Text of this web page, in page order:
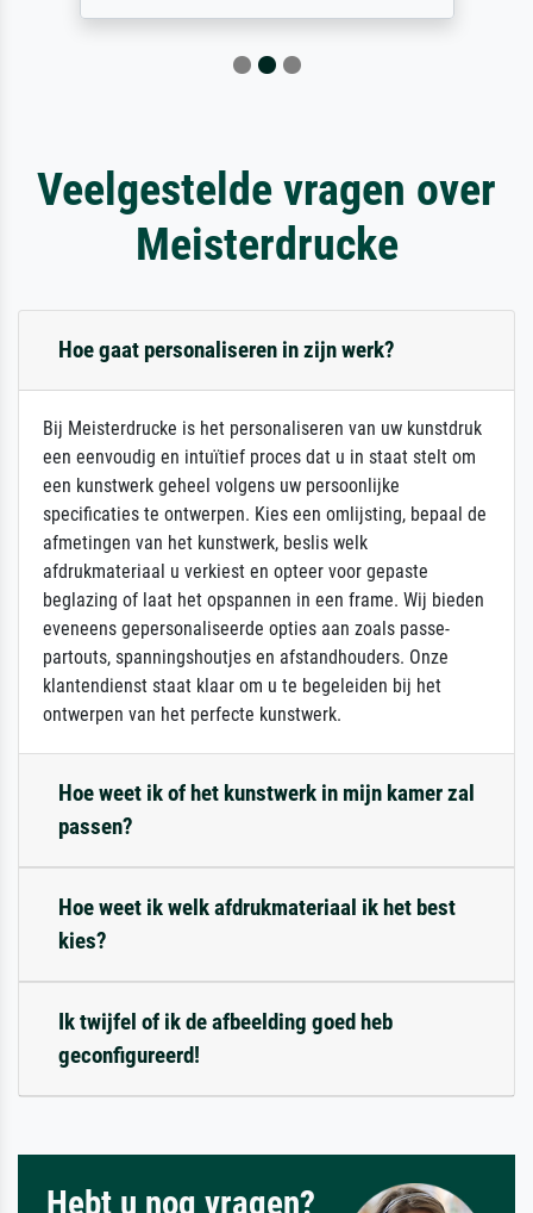
Veelgestelde vragen over
Meisterdrucke
Hoe gaat personaliseren in zijn werk?
Bij Meisterdrucke is het personaliseren van uw kunstdruk
een eenvoudig en intuïtief proces dat u in staat stelt om
een kunstwerk geheel volgens uw persoonlijke
specificaties te ontwerpen. Kies een omlijsting, bepaal de
afmetingen van het kunstwerk, beslis welk
afdrukmateriaal u verkiest en opteer voor gepaste
beglazing of laat het opspannen in een frame. Wij bieden
eveneens gepersonaliseerde opties aan zoals passe-
partouts, spanningshoutjes en afstandhouders. Onze
klantendienst staat klaar om u te begeleiden bij het
ontwerpen van het perfecte kunstwerk.
Hoe weet ik of het kunstwerk in mijn kamer zal
passen?
Hoe weet ik welk afdrukmateriaal ik het best
kies?
Ik twijfel of ik de afbeelding goed heb
geconfigureerd!
Hebt u nog vragen?